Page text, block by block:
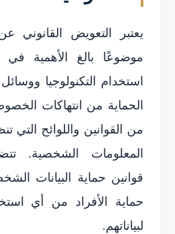
يعتبر التعويض القانوني
موضوعًا بالغ الأهمية في
استخدام التكنولوجيا
الحماية من انتهاكات
من القوانين واللوائح التي
المعلومات الشخصية.
قوانين حماية البيانات
حماية الأفراد من أي
لبياناتهم.